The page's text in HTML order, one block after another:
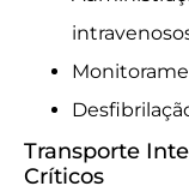
Transporte
Críticos